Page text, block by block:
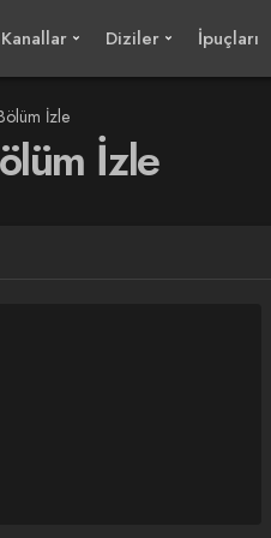
Kanallar Diziler İpuçları
İzle
İzle